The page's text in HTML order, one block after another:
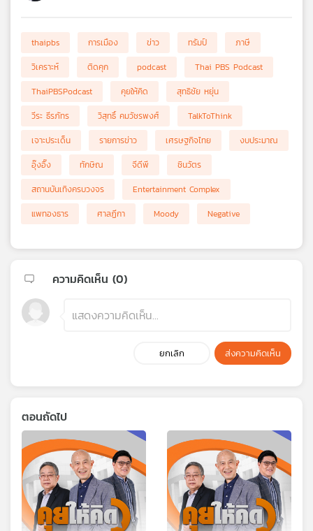
thaipbs การเมือง ข่าว ทรัมป์
ภาษี
วิเคราะห์
ติดคุก podcast
Thai PBS Podcast
ThaiPBSPodcast
คุยให้คิด
สุทธิชัย หยุ่น
วีระ ธีรภัทร
วิสุทธิ์ คมวัชรพงศ์
TalkToThink
เจาะประเด็น
รายการข่าว เศรษฐกิจไทย
งบประมาณ
อุ๊งอิ๊ง
ทักษิณ จีดีพี
ชินวัตร
สถานบันเทิงครบวงจร
Entertainment Complex
แพทองธาร
ศาลฏีกา Moody Negative
ความคิดเห็น (0)
ยกเลิก ส่งความคิดเห็น
ตอนถัดไป